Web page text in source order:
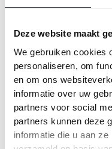
Deze website maakt
We gebruiken cookies
personaliseren, om
en om ons
informatie over uw
partners voor social
partners kunnen deze
informatie die u aan
Afmeting per plank: 19,6cm
Installatiemethode:Dryback
Vloerverwaming: Geschikt,
Slijtlaag : 0.55 mm.
TRANSFORM – PROJECT
Een luxueus, zacht en